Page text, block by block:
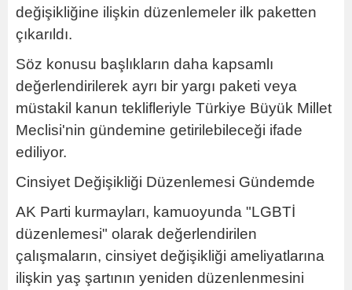
değişikliğine ilişkin düzenlemeler ilk paketten
çıkarıldı.
Söz konusu başlıkların daha kapsamlı
değerlendirilerek ayrı bir yargı paketi veya
müstakil kanun teklifleriyle Türkiye Büyük Millet
Meclisi'nin gündemine getirilebileceği ifade
ediliyor.
Cinsiyet Değişikliği Düzenlemesi Gündemde
AK Parti kurmayları, kamuoyunda "LGBTİ
düzenlemesi" olarak değerlendirilen
çalışmaların, cinsiyet değişikliği ameliyatlarına
ilişkin yaş şartının yeniden düzenlenmesini